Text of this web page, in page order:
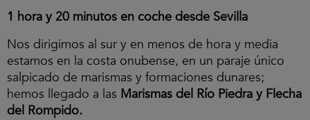
1 hora y 20 minutos en coche desde Sevilla
Nos dirigimos al sur y en menos de hora y media
estamos en la costa onubense, en un paraje único
salpicado de marismas y formaciones dunares;
hemos llegado a las Marismas del Río Piedra y Flecha
del Rompido.